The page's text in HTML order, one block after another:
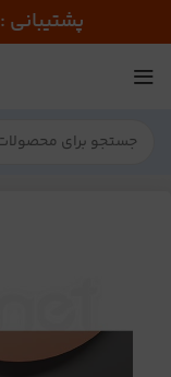
پشتیبانی : 02166102619 - 09366119082